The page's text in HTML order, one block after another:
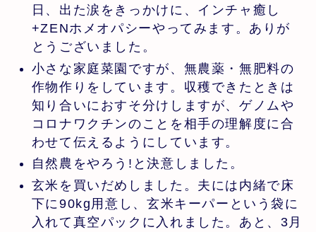
日、出た涙をきっかけに、インチャ癒し
+ZENホメオパシーやってみます。ありが
とうございました。
小さな家庭菜園ですが、無農薬・無肥料の
作物作りをしています。収穫できたときは
知り合いにおすそ分けしますが、ゲノムや
コロナワクチンのことを相手の理解度に合
わせて伝えるようにしています。
自然農をやろう!と決意しました。
玄米を買いだめしました。夫には内緒で床
下に90kg用意し、玄米キーパーという袋に
入れて真空パックに入れました。あと、3月